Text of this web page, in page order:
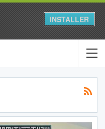
INSTALLER